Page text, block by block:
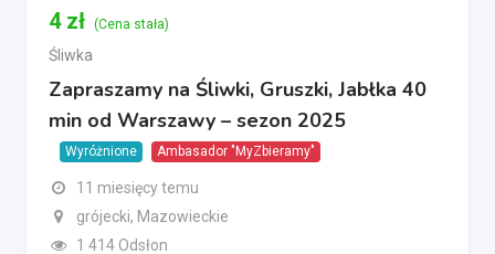
4 zł (Cena stała)
Śliwka
Zapraszamy na Śliwki, Gruszki, Jabłka 40
min od Warszawy – sezon 2025
Wyróżnione Ambasador "MyZbieramy"
11 miesięcy temu
grójecki, Mazowieckie
1 414 Odsłon